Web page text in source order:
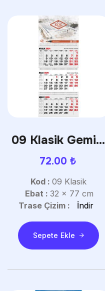
09 Klasik Gemici
Takvim
72.00 ₺
Kod : 09 Klasik
Ebat : 32 x 77 cm
Trase Çizim :
İndir
Sepete Ekle